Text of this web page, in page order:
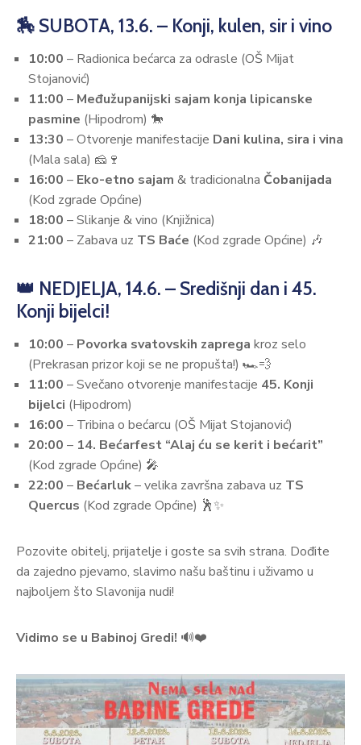
🏇 SUBOTA, 13.6. – Konji, kulen, sir i vino
10:00 – Radionica bećarca za odrasle (OŠ Mijat
Stojanović)
11:00 – Međužupanijski sajam konja lipicanske
pasmine (Hipodrom) 🐎
13:30 – Otvorenje manifestacije Dani kulina, sira i vina
(Mala sala) 🧀🍷
16:00 – Eko-etno sajam & tradicionalna Čobanijada
(Kod zgrade Općine)
18:00 – Slikanje & vino (Knjižnica)
21:00 – Zabava uz TS Baće (Kod zgrade Općine) 🎶
👑 NEDJELJA, 14.6. – Središnji dan i 45.
Konji bijelci!
10:00 – Povorka svatovskih zaprega kroz selo
(Prekrasan prizor koji se ne propušta!) 🏎️💨
11:00 – Svečano otvorenje manifestacije 45. Konji
bijelci (Hipodrom)
16:00 – Tribina o bećarcu (OŠ Mijat Stojanović)
20:00 – 14. Bećarfest “Alaj ću se kerit i bećarit”
(Kod zgrade Općine) 🎤
22:00 – Bećarluk– velika završna zabava uz TS
Quercus (Kod zgrade Općine) 🕺✨
Pozovite obitelj, prijatelje i goste sa svih strana. Dođite
da zajedno pjevamo, slavimo našu baštinu i uživamo u
najboljem što Slavonija nudi!
Vidimo se u Babinoj Gredi! 🔊❤️